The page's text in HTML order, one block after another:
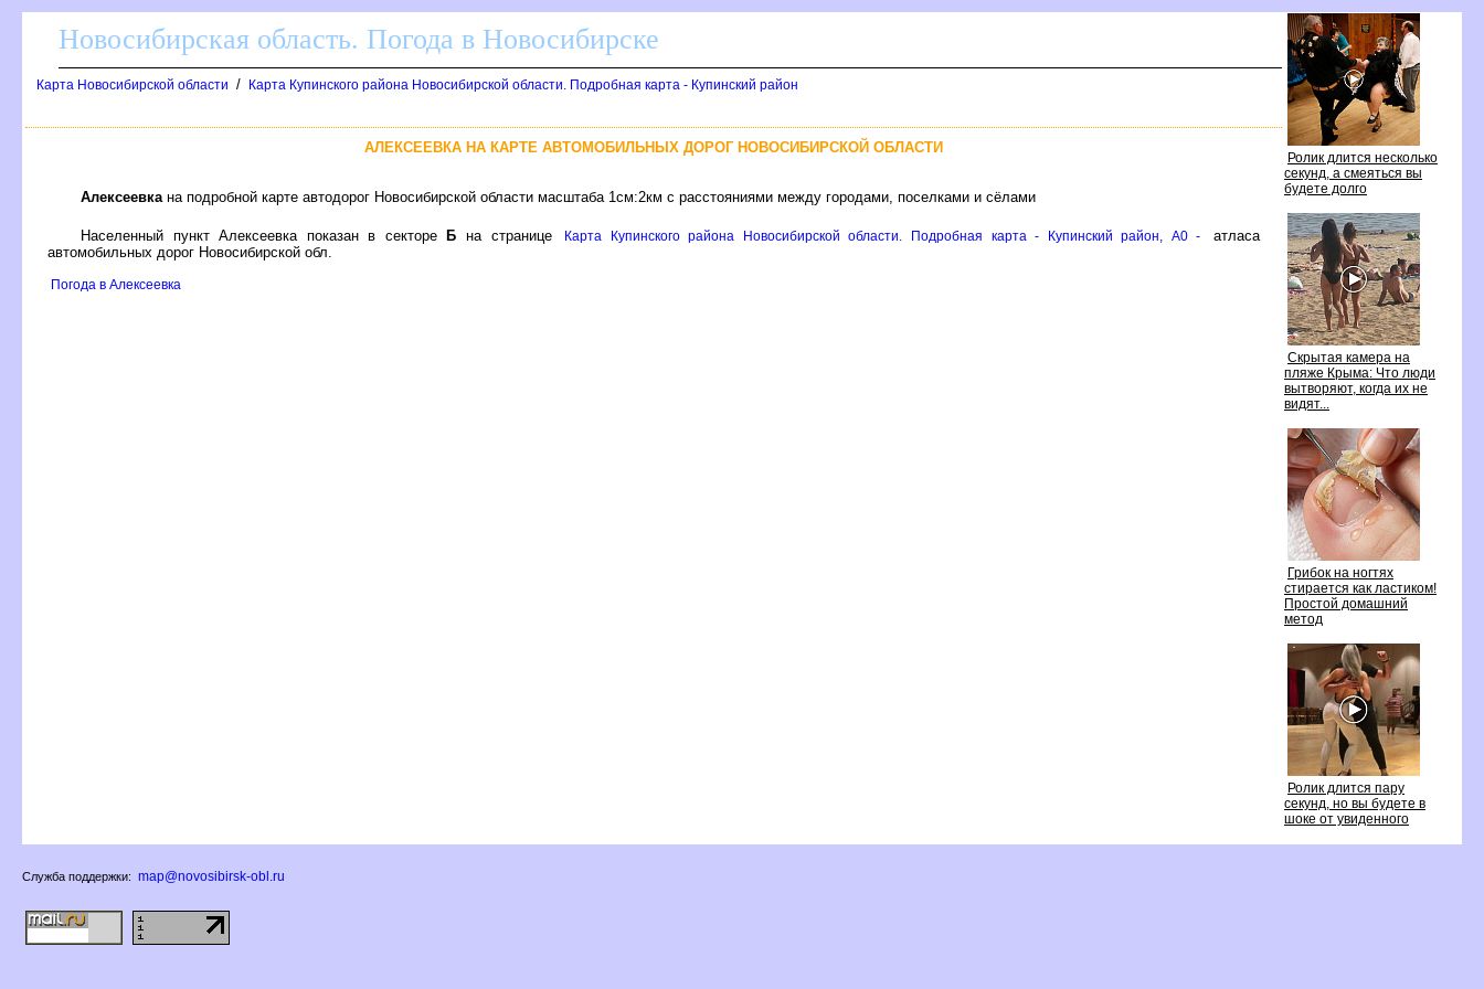
Ролик длится несколько
секунд, а смеяться вы
удете долго
Скрытая камера на
пляже Крыма: Что люди
ытворяют, когда их не
идят...
Грибок на ногтях
стирается как ластиком!
Простой домашний
метод
Ролик длится пару
секунд, но вы будете
шоке от увиденного
Новосибирская область. Погода в Новосибирске
Карта Новосибирской области / Карта Купинского района Новосибирской области. Подробная карта - Купинский район
АЛЕКСЕЕВКА НА КАРТЕ АВТОМОБИЛЬНЫХ ДОРОГ НОВОСИБИРСКОЙ ОБЛАСТИ
Алексеевка на подробной карте автодорог Новосибирской области масштаба 1см:2км с расстояниями между городами, поселками и сёлами
Населенный пункт Алексеевка показан в сектореБ на странице Карта Купинского района Новосибирской области. Подробная карта - Купинский район, A0 -
атласа
автомобильных дорог Новосибирской обл.
Погода в Алексеевка
Служба поддержки: map@novosibirsk-obl.ru